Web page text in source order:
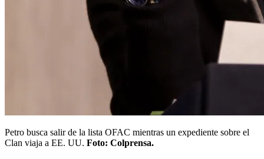
Petro busca salir de la lista OFAC mientras un expediente sobre el
Clan viaja a EE. UU. Foto: Colprensa.